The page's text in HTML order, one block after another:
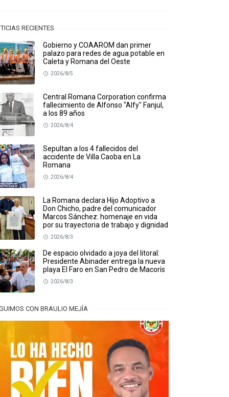
RECIENTES
Gobierno y COAAROM dan primer
palazo para redes de agua potable en
Caleta y Romana del Oeste
2026/8/5
Central Romana Corporation confirma
fallecimiento de Alfonso "Alfy" Fanjul,
a los 89 años
2026/8/4
Sepultan a los 4 fallecidos del
accidente de Villa Caoba en La
Romana
2026/8/4
La Romana declara Hijo Adoptivo a
Don Chicho, padre del comunicador
Marcos Sánchez: homenaje en vida
por su trayectoria de trabajo y dignidad
2026/8/3
De espacio olvidado a joya del litoral:
Presidente Abinader entrega la nueva
playa El Faro en San Pedro de Macorís
2026/8/3
CON BRAULIO MEJÍA